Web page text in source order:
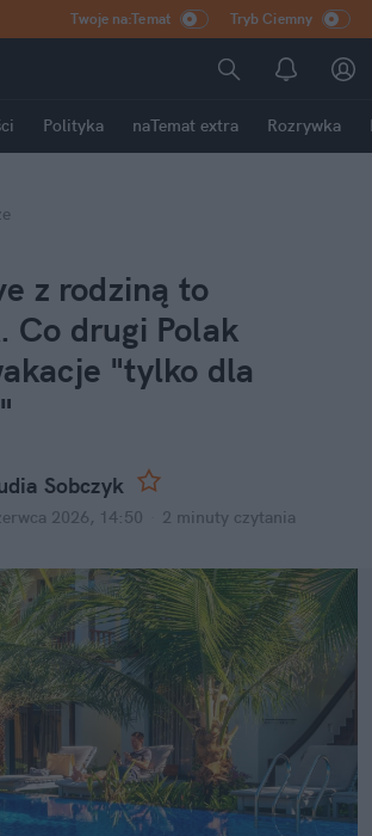
Twoje na:Temat Tryb Ciemny
Polityka naTemat extra Rozrywka
z rodziną to
Co drugi Polak
"tylko dla
Sobczyk
2026, 14:50 2 minuty czytania